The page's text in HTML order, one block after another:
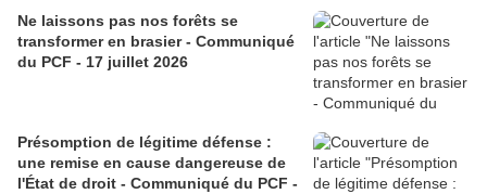
Ne laissons pas nos forêts se
transformer en brasier - Communiqué
du PCF - 17 juillet 2026
Présomption de légitime défense :
une remise en cause dangereuse de
l'État de droit - Communiqué du PCF -